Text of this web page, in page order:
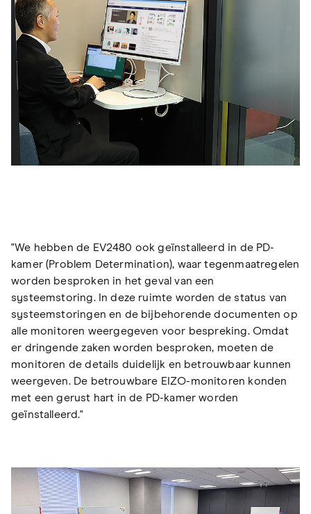
"We hebben de EV2480 ook geïnstalleerd in de PD-
kamer (Problem Determination), waar tegenmaatregelen
worden besproken in het geval van een
systeemstoring. In deze ruimte worden de status van
systeemstoringen en de bijbehorende documenten op
alle monitoren weergegeven voor bespreking. Omdat
er dringende zaken worden besproken, moeten de
monitoren de details duidelijk en betrouwbaar kunnen
weergeven. De betrouwbare EIZO-monitoren konden
met een gerust hart in de PD-kamer worden
geïnstalleerd."